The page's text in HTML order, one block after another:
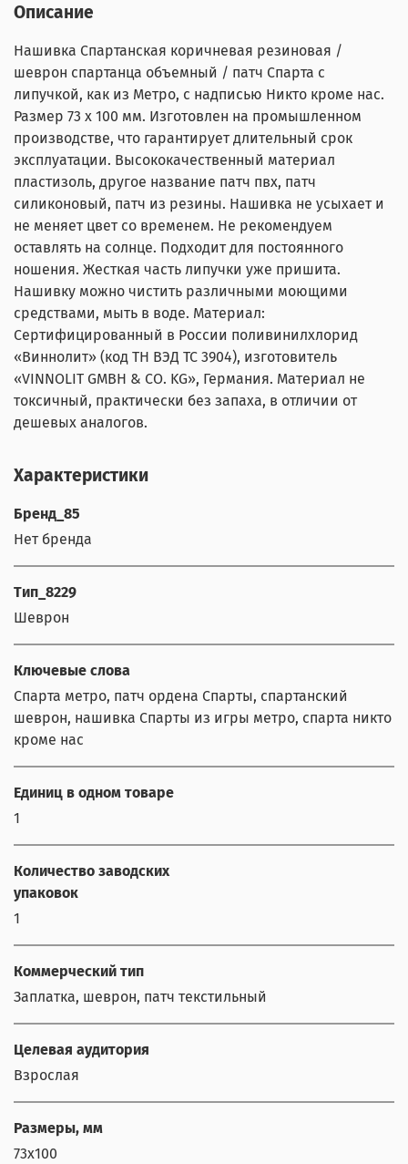
Описание
Нашивка Спартанская коричневая резиновая /
шеврон спартанца объемный / патч Спарта с
липучкой, как из Метро, с надписью Никто кроме нас.
Размер 73 x 100 мм. Изготовлен на промышленном
производстве, что гарантирует длительный срок
эксплуатации. Высококачественный материал
пластизоль, другое название патч пвх, патч
силиконовый, патч из резины. Нашивка не усыхает и
не меняет цвет со временем. Не рекомендуем
оставлять на солнце. Подходит для постоянного
ношения. Жесткая часть липучки уже пришита.
Нашивку можно чистить различными моющими
средствами, мыть в воде. Материал:
Сертифицированный в России поливинилхлорид
«Виннолит» (код ТН ВЭД ТС 3904), изготовитель
«VINNOLIT GMBH & CO. KG», Германия. Материал не
токсичный, практически без запаха, в отличии от
дешевых аналогов.
Характеристики
Бренд_85
Нет бренда
Тип_8229
Шеврон
Ключевые слова
Спарта метро, патч ордена Спарты, спартанский
шеврон, нашивка Спарты из игры метро, спарта никто
кроме нас
Единиц в одном товаре
1
Количество заводских
упаковок
1
Коммерческий тип
Заплатка, шеврон, патч текстильный
Целевая аудитория
Взрослая
Размеры, мм
73х100